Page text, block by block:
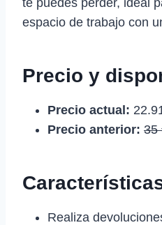
espacio de trabajo con
Precio y
Precio actual:
Precio anterior: 35
Realiza